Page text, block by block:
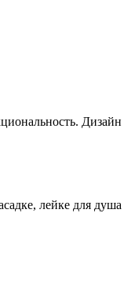
лейке для